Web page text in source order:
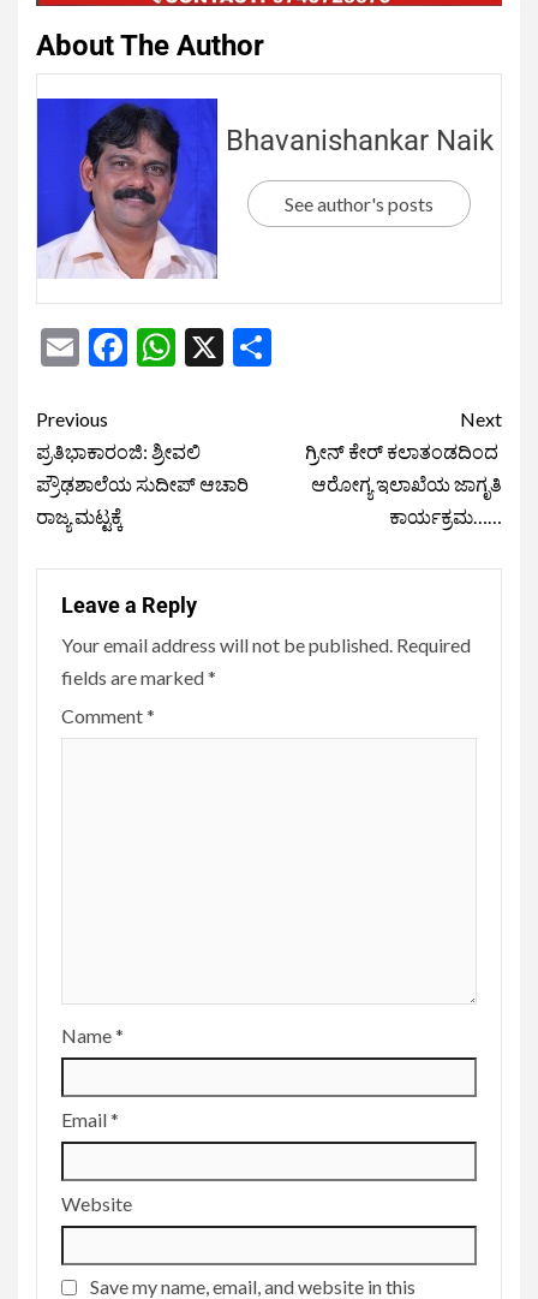
About The Author
Bhavanishankar Naik
See author's posts
EmailFacebook
WhatsApp
X
Previous
ಪ್ರತಿಭಾಕಾರಂಜಿ: ಶ್ರೀವಲಿ
ಪ್ರೌಢಶಾಲೆಯ ಸುದೀಪ್ ಆಚಾರಿ
ರಾಜ್ಯ ಮಟ್ಟಕ್ಕೆ
Next
ಗ್ರೀನ್ ಕೇರ್ ಕಲಾತಂಡದಿಂದ
ಆರೋಗ್ಯ ಇಲಾಖೆಯ ಜಾಗೃತಿ
ಕಾರ್ಯಕ್ರಮ……
Leave a Reply
Your email address will not be published. Required
fields are marked*
Comment*
Name*
Email*
Website
Save my name, email, and website in this